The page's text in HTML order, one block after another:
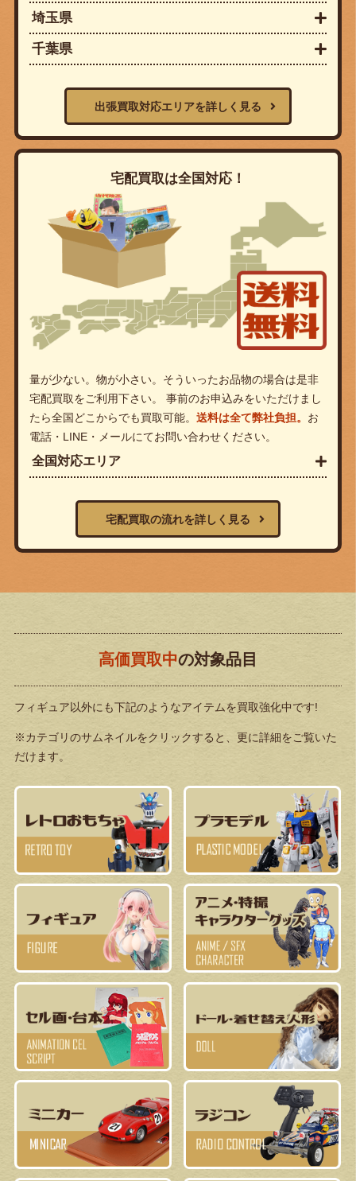
埼玉県
千葉県
出張買取対応エリアを詳しく見る
宅配買取は全国対応！
量が少ない。物が小さい。そういったお品物の場合は是非
宅配買取をご利用下さい。 事前のお申込みをいただけまし
たら全国どこからでも買取可能。 送料は全て弊社負担。 お
電話・LINE・メールにてお問い合わせください。
全国対応エリア
宅配買取の流れを詳しく見る
高価買取中の対象品目
フィギュア以外にも下記のようなアイテムを買取強化中です!
※カテゴリのサムネイルをクリックすると、更に詳細をご覧いた
だけます。